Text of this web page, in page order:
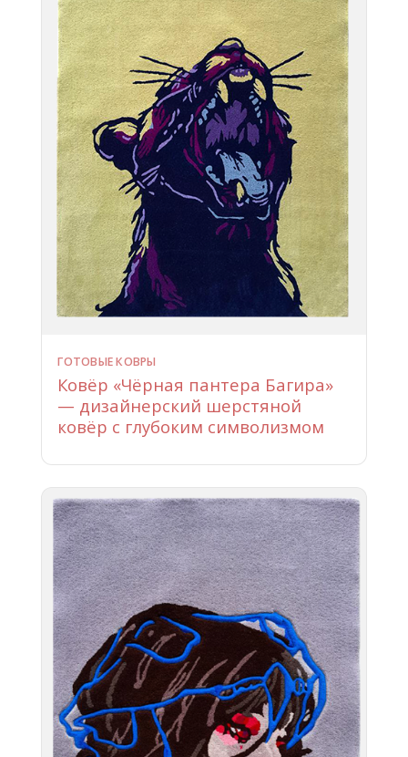
ГОТОВЫЕ КОВРЫ
Ковёр «Чёрная пантера Багира»
— дизайнерский шерстяной
ковёр с глубоким символизмом